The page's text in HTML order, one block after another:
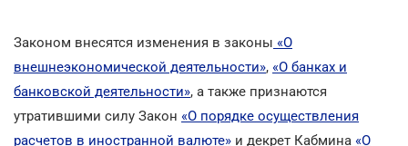
Законом внесятся изменения в законы «О
внешнеэкономической деятельности», «О банках и
банковской деятельности», а также признаются
утратившими силу Закон «О порядке осуществления
расчетов в иностранной валюте» и декрет Кабмина «О